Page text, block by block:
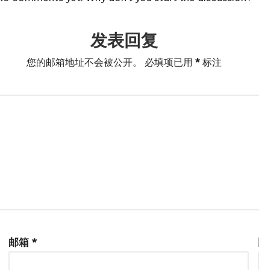
发表回复
您的邮箱地址不会被公开。 必填项已用 * 标注
邮箱 *